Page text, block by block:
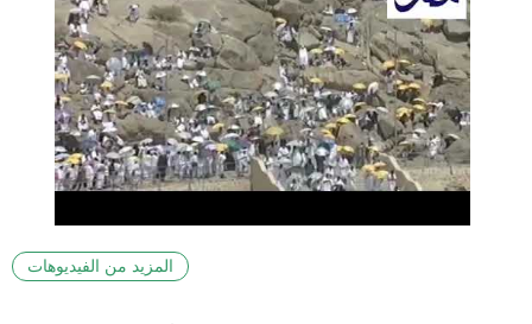
المزيد من الفيديوهات